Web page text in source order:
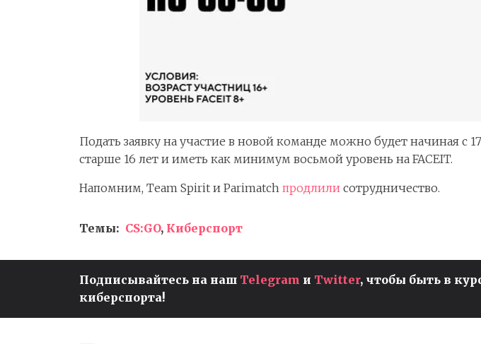
Подать заявку на участие в новой команде можно будет начиная с
старше 16 лет и иметь как минимум восьмой уровень на FACEIT.
Напомним, Team Spirit и Parimatch продлили сотрудничество.
Темы: CS:GO, Киберспорт
Подписывайтесь на наш Telegram и Twitter, чтобы быть в
киберспорта!
РЕЗУЛЬТАТЫ ПЕРВЫХ
МАТЧЕЙ ПЛЕЙ-ОФФ ESL
PRO LEAGUE S17 — TEAM
ЧЕМПИОНАТ